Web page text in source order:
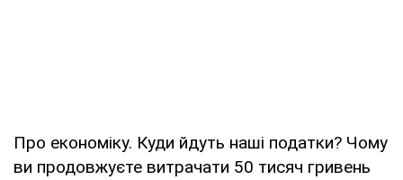
Про економіку. Куди йдуть наші податки? Чому
ви продовжуєте витрачати 50 тисяч гривень